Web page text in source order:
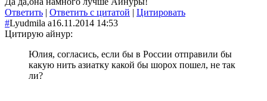
Ответить | Ответить с цитатой | Цитировать
#Lyudmila а16.11.2014 14:53
Цитирую айнур:
Юлия, согласись, если бы в России отправили бы
какую нить азиатку какой бы шорох пошел, не так
ли?